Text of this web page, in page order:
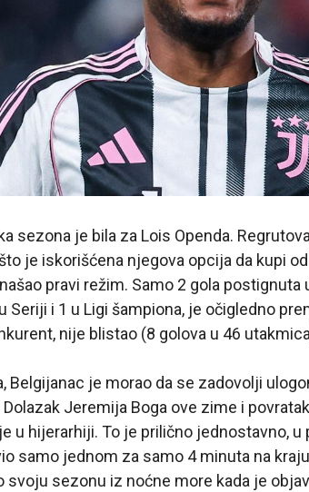
sezona je bila za Lois Openda.
je iskorišćena njegova opcija da kupi
pravi režim. Samo 2 gola
Seriji i 1 u Ligi šampiona, je očigledno
nije blistao (8 golova u 46
Belgijanac je morao da se zadovolji
Jeremija Boga ove zime i
u hijerarhiji. To je prilično jednostavno, u
samo jednom za samo 4 minuta na
svoju sezonu iz noćne more kada je